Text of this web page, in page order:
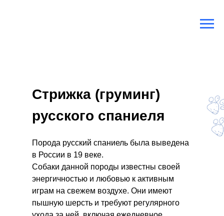
Стрижка (груминг)
русского спаниеля
Порода русский спаниель была выведена
в России в 19 веке.
Собаки данной породы известны своей
энергичностью и любовью к активным
играм на свежем воздухе. Они имеют
пышную шерсть и требуют регулярного